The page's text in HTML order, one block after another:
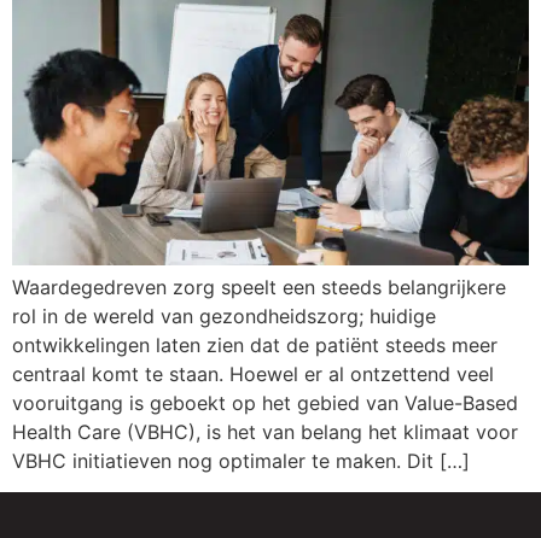
Waardegedreven zorg speelt een steeds belangrijkere
rol in de wereld van gezondheidszorg; huidige
ontwikkelingen laten zien dat de patiënt steeds meer
centraal komt te staan. Hoewel er al ontzettend veel
vooruitgang is geboekt op het gebied van Value-Based
Health Care (VBHC), is het van belang het klimaat voor
VBHC initiatieven nog optimaler te maken. Dit […]